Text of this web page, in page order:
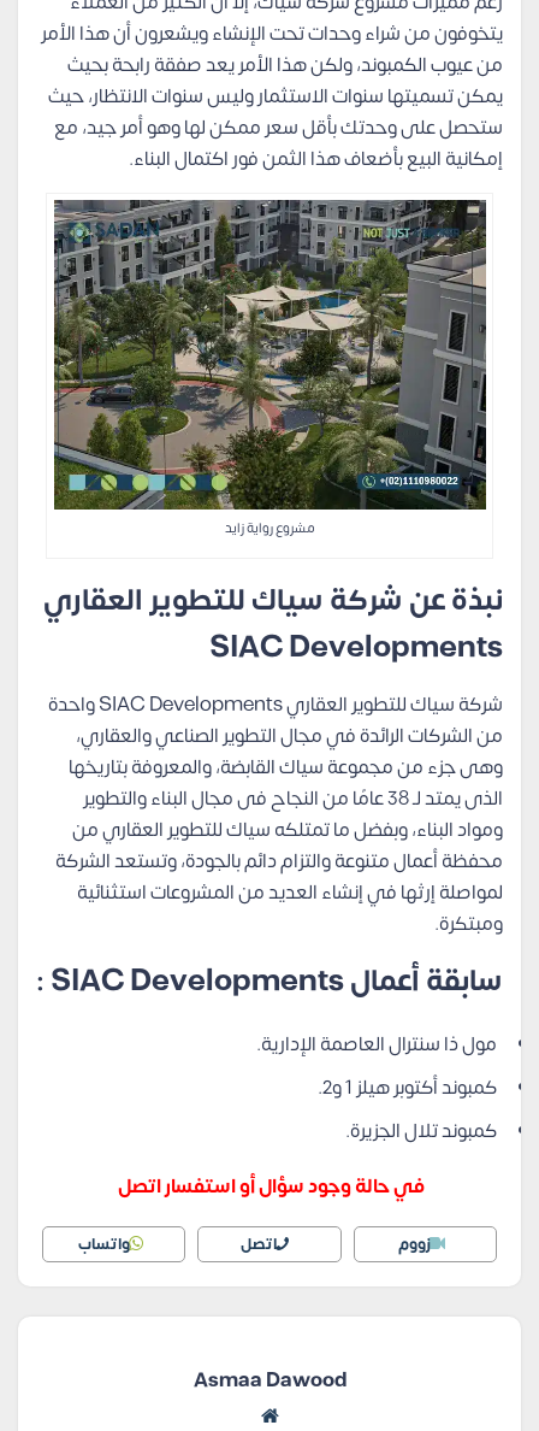
يتخوفون من شراء وحدات تحت الإنشاء ويشعرون أن هذا الأمر
من عيوب الكمبوند، ولكن هذا الأمر يعد صفقة رابحة بحيث
يمكن تسميتها سنوات الاستثمار وليس سنوات الانتظار، حيث
ستحصل على وحدتك بأقل سعر ممكن لها وهو أمر جيد، مع
إمكانية البيع بأضعاف هذا الثمن فور اكتمال البناء.
مشروع رواية زايد
نبذة عن شركة سياك للتطوير العقاري
SIAC Developments
شركة سياك للتطوير العقاري SIAC Developments واحدة
من الشركات الرائدة في مجال التطوير الصناعي والعقاري،
وهى جزء من مجموعة سياك القابضة، والمعروفة بتاريخها
الذى يمتد لـ 38 عامًا من النجاح فى مجال البناء والتطوير
ومواد البناء، وبفضل ما تمتلكه سياك للتطوير العقاري من
محفظة أعمال متنوعة والتزام دائم بالجودة، وتستعد الشركة
لمواصلة إرثها في إنشاء العديد من المشروعات استثنائية
ومبتكرة.
سابقة أعمال SIAC Developments :
مول ذا سنترال العاصمة الإدارية.
كمبوند أكتوبر هيلز 1 و2.
كمبوند تلال الجزيرة.
في حالة وجود سؤال أو استفسار اتصل
زووم اتصل واتساب
Asmaa Dawood